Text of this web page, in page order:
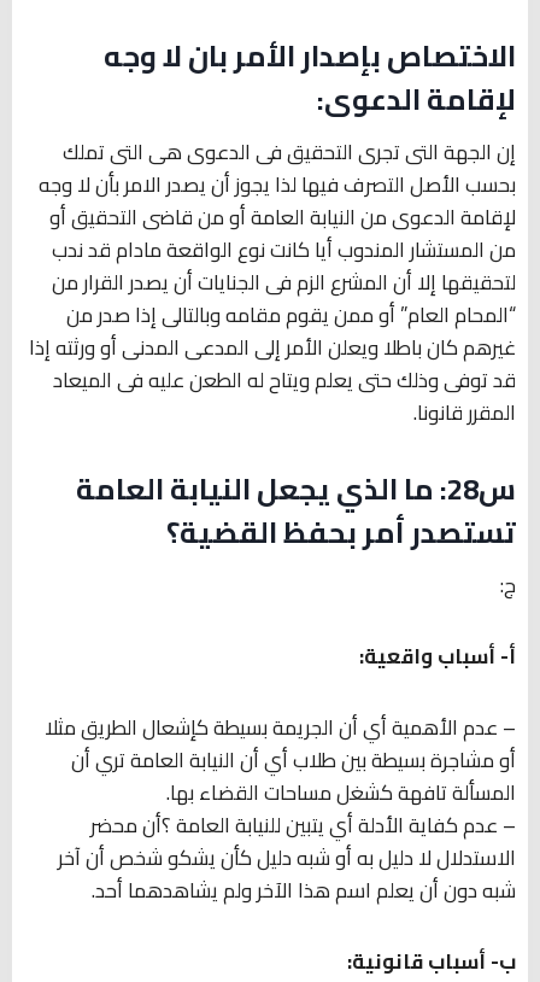
الاختصاص بإصدار الأمر بان لا وجه
لإقامة الدعوى:
إن الجهة التى تجرى التحقيق فى الدعوى هى التى تملك
بحسب الأصل التصرف فيها لذا يجوز أن يصدر الامر بأن لا وجه
لإقامة الدعوى من النيابة العامة أو من قاضى التحقيق أو
من المستشار المندوب أيا كانت نوع الواقعة مادام قد ندب
لتحقيقها إلا أن المشرع الزم فى الجنايات أن يصدر القرار من
“المحام العام” أو ممن يقوم مقامه وبالتالى إذا صدر من
غيرهم كان باطلا ويعلن الأمر إلى المدعى المدنى أو ورثته إذا
قد توفى وذلك حتى يعلم ويتاح له الطعن عليه فى الميعاد
المقرر قانونا.
س28: ما الذي يجعل النيابة العامة
تستصدر أمر بحفظ القضية؟
ج:
أ- أسباب واقعية:
– عدم الأهمية أي أن الجريمة بسيطة كإشعال الطريق مثلا
أو مشاجرة بسيطة بين طلاب أي أن النيابة العامة تري أن
المسألة تافهة كشغل مساحات القضاء بها.
– عدم كفاية الأدلة أي يتبين للنيابة العامة ؟أن محضر
الاستدلال لا دليل به أو شبه دليل كأن يشكو شخص أن آخر
شبه دون أن يعلم اسم هذا الآخر ولم يشاهدهما أحد.
ب- أسباب قانونية: